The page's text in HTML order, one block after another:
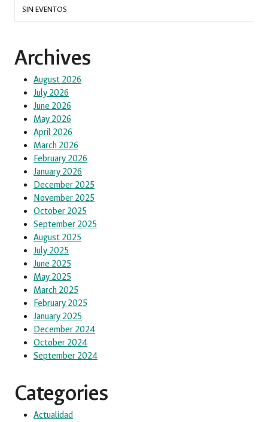
SIN EVENTOS
Archives
August 2026
July 2026
June 2026
May 2026
April 2026
March 2026
February 2026
January 2026
December 2025
November 2025
October 2025
September 2025
August 2025
July 2025
June 2025
May 2025
March 2025
February 2025
January 2025
December 2024
October 2024
September 2024
Categories
Actualidad